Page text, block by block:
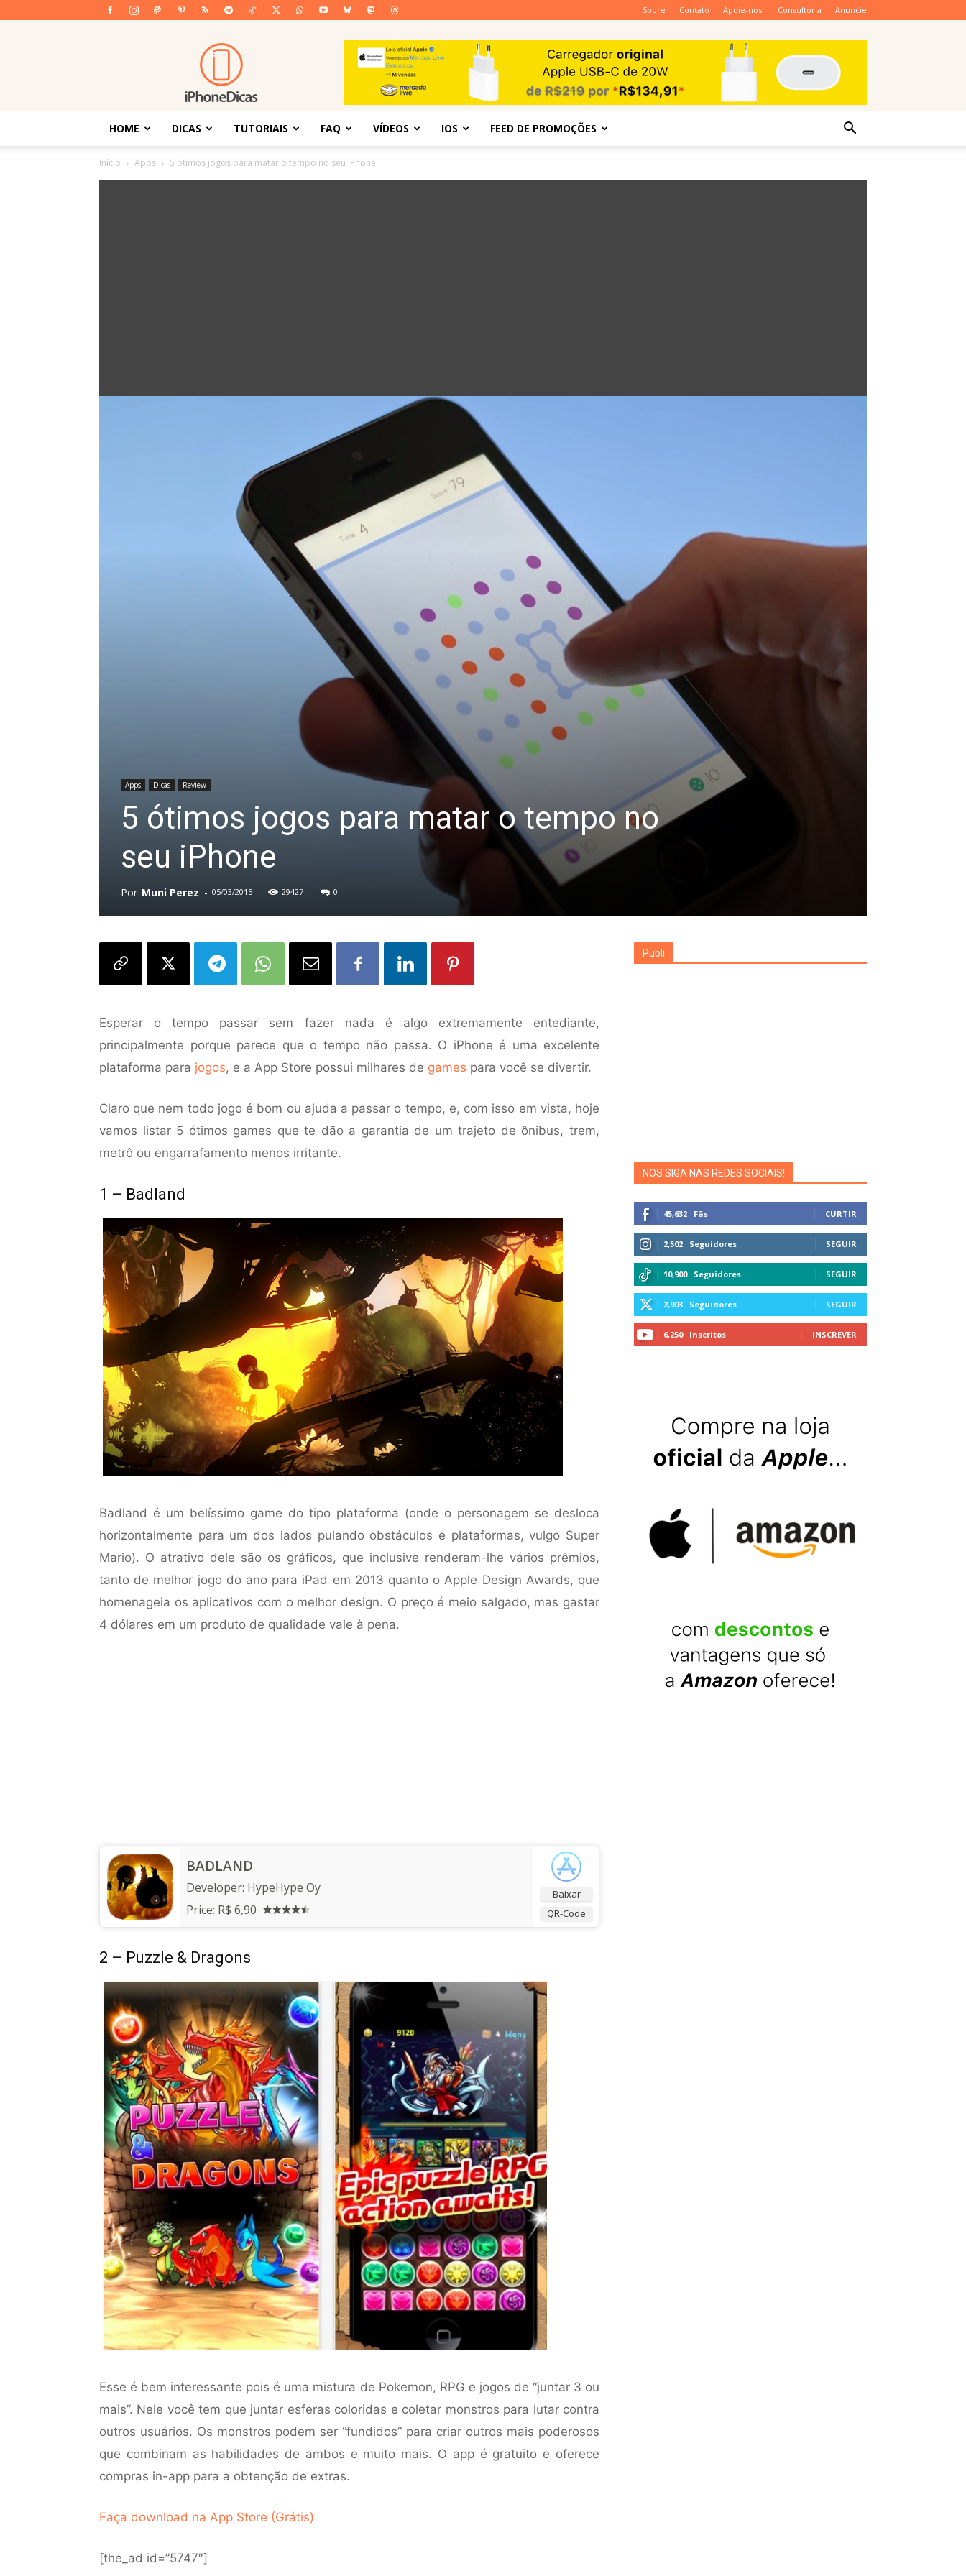
Sobre Contato Apoie-nos! Consultoria Anuncie
iPhoneDicas
HOME DICAS TUTORIAIS FAQ VÍDEOS IOS FEED DE PROMOÇÕES
Início Apps 5 ótimos jogos para matar o tempo no seu iPhone
Apps Dicas Review
5 ótimos jogos para matar o tempo no
seu iPhone
Por Muni Perez - 05/03/2015 29427 0
Esperar o tempo passar sem fazer nada é algo extremamente entediante,
principalmente porque parece que o tempo não passa. O iPhone é uma excelente
plataforma para jogos, e a App Store possui milhares de games para você se divertir.
Claro que nem todo jogo é bom ou ajuda a passar o tempo, e, com isso em vista, hoje
vamos listar 5 ótimos games que te dão a garantia de um trajeto de ônibus, trem,
metrô ou engarrafamento menos irritante.
1 – Badland
Badland é um belíssimo game do tipo plataforma (onde o personagem se desloca
horizontalmente para um dos lados pulando obstáculos e plataformas, vulgo Super
Mario). O atrativo dele são os gráficos, que inclusive renderam-lhe vários prêmios,
tanto de melhor jogo do ano para iPad em 2013 quanto o Apple Design Awards, que
homenageia os aplicativos com o melhor design. O preço é meio salgado, mas gastar
4 dólares em um produto de qualidade vale à pena.
Baixar
QR-Code
BADLAND
Developer: HypeHype Oy
Price: R$ 6,90
2 – Puzzle & Dragons
Esse é bem interessante pois é uma mistura de Pokemon, RPG e jogos de “juntar 3 ou
mais”. Nele você tem que juntar esferas coloridas e coletar monstros para lutar contra
outros usuários. Os monstros podem ser “fundidos” para criar outros mais poderosos
que combinam as habilidades de ambos e muito mais. O app é gratuito e oferece
compras in-app para a obtenção de extras.
Faça download na App Store (Grátis)
[the_ad id=”5747″]
Publi
NOS SIGA NAS REDES SOCIAIS!
45,632 Fãs CURTIR
2,502 Seguidores SEGUIR
10,900 Seguidores SEGUIR
2,903 Seguidores SEGUIR
6,250 Inscritos INSCREVER